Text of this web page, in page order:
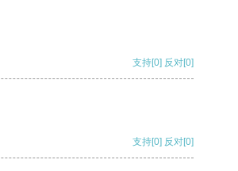
支持[0] 反对[0]
支持[0] 反对[0]